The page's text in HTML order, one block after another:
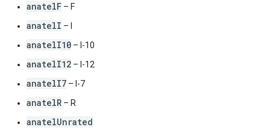
anatelF – F
anatelI – I
anatelI10 – I-10
anatelI12 – I-12
anatelI7 – I-7
anatelR – R
anatelUnrated